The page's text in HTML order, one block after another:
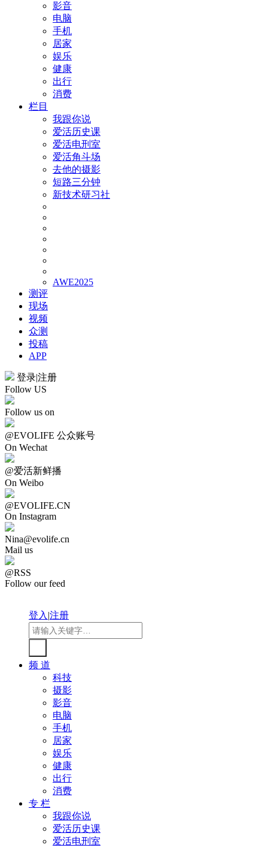
影音
电脑
手机
居家
娱乐
健康
出行
消费
栏目
我跟你说
爱活历史课
爱活电刑室
爱活角斗场
去他的摄影
短路三分钟
新技术研习社
AWE2025
测评
现场
视频
众测
投稿
APP
登录|注册
Follow US
Follow us on
@EVOLIFE 公众账号
On Wechat
@爱活新鲜播
On Weibo
@EVOLIFE.CN
On Instagram
Nina@evolife.cn
Mail us
@RSS
Follow our feed
登入|注册
频 道
科技
摄影
影音
电脑
手机
居家
娱乐
健康
出行
消费
专 栏
我跟你说
爱活历史课
爱活电刑室